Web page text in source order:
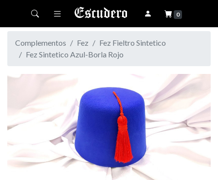
Toggle navigation 0
Complementos Fez
Fez Fieltro Sintetico
Fez Sintetico Azul-Borla Rojo